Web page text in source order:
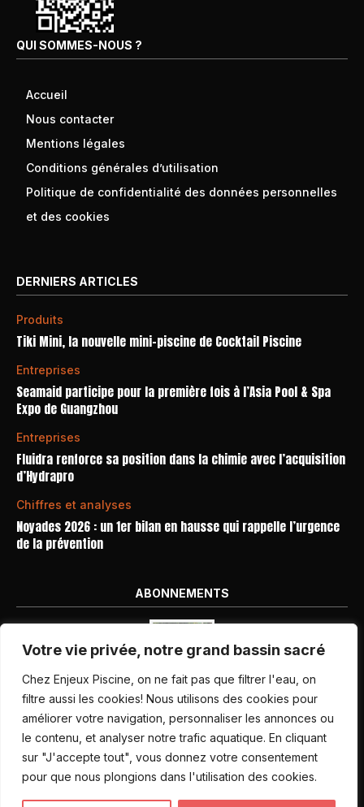
Votre vie privée, notre grand bassin sacré
Chez Enjeux Piscine, on ne fait pas que filtrer l'eau, on
filtre aussi les cookies! Nous utilisons des cookies pour
améliorer votre navigation, personnaliser les annonces ou
le contenu, et analyser notre trafic aquatique. En cliquant
sur "J'accepte tout", vous donnez votre consentement
pour que nous plongions dans l'utilisation des cookies.
QUI SOMMES-NOUS ?
Accueil
Nous contacter
Mentions légales
Conditions générales d’utilisation
Politique de confidentialité des données personnelles
et des cookies
DERNIERS ARTICLES
Produits
Tiki Mini, la nouvelle mini-piscine de Cocktail Piscine
Entreprises
Seamaid participe pour la première fois à l’Asia Pool & Spa
Expo de Guangzhou
Entreprises
Fluidra renforce sa position dans la chimie avec l’acquisition
d’Hydrapro
Chiffres et analyses
Noyades 2026 : un 1er bilan en hausse qui rappelle l’urgence
de la prévention
ABONNEMENTS
Nos dernières parutions
Abonnement magazine
Inscription newsletter